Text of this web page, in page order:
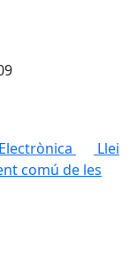
Llei
comú de les